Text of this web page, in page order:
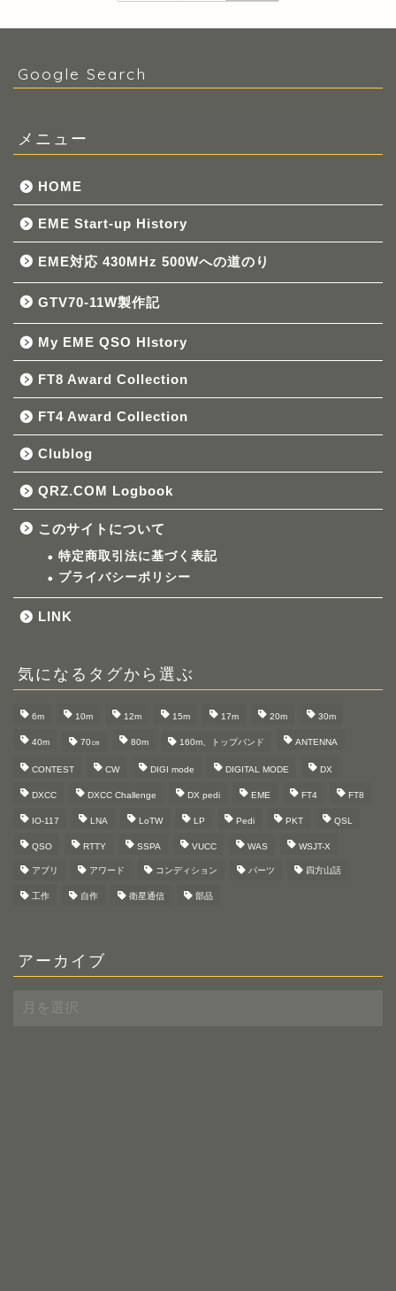
Google Search
メニュー
HOME
EME Start-up History
EME対応 430MHz 500Wへの道のり
GTV70-11W製作記
My EME QSO HIstory
FT8 Award Collection
FT4 Award Collection
Clublog
QRZ.COM Logbook
このサイトについて
特定商取引法に基づく表記
プライバシーポリシー
LINK
気になるタグから選ぶ
6m 10m 12m 15m 17m 20m 30m
40m 70㎝ 80m 160m、トップバンド ANTENNA
CONTEST CW DIGI mode DIGITAL MODE DX
DXCC DXCC Challenge DX pedi EME FT4 FT8
IO-117 LNA LoTW LP Pedi PKT QSL
QSO RTTY SSPA VUCC WAS WSJT-X
アプリ アワード コンディション パーツ 四方山話
工作 自作 衛星通信 部品
アーカイブ
ア
ー